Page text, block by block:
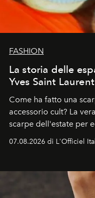
FASHION
La storia delle
Yves Saint Laurent
Come ha fatto una
accessorio cult? La
scarpe dell'estate per
07.08.2026 di L'Officiel